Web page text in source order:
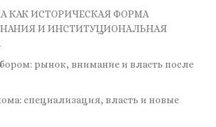
КАК ИСТОРИЧЕСКАЯ ФОРМА
И ИНСТИТУЦИОНАЛЬНАЯ
рынок, внимание и власть после
специализация, власть и новые